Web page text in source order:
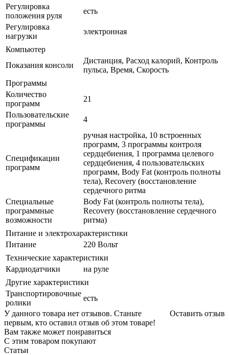
Регулировка
положения руля
есть
Регулировка
нагрузки
электронная
Компьютер
Показания консоли
Дистанция, Расход калорий, Контроль
пульса, Время, Скорость
Программы
Количество
программ
21
Пользовательские
программы
4
Спецификации
программ
ручная настройка, 10 встроенных
программ, 3 программы контроля
сердцебиения, 1 программа целевого
сердцебиения, 4 пользовательских
программ, Body Fat (контроль полноты
тела), Recovery (восстановление
сердечного ритма
Специальные
программные
возможности
Body Fat (контроль полноты тела),
Recovery (восстановление сердечного
ритма)
Питание и электрохарактеристики
Питание
220 Вольт
Технические характеристики
Кардиодатчики
на руле
Другие характеристики
Транспортировочные
ролики
есть
Оставить отзыв
У данного товара нет отзывов. Станьте
первым, кто оставил отзыв об этом товаре!
Вам также может понравиться
С этим товаром покупают
Статьи